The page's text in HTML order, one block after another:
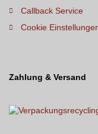
Callback Service
Cookie
Zahlung & Versand